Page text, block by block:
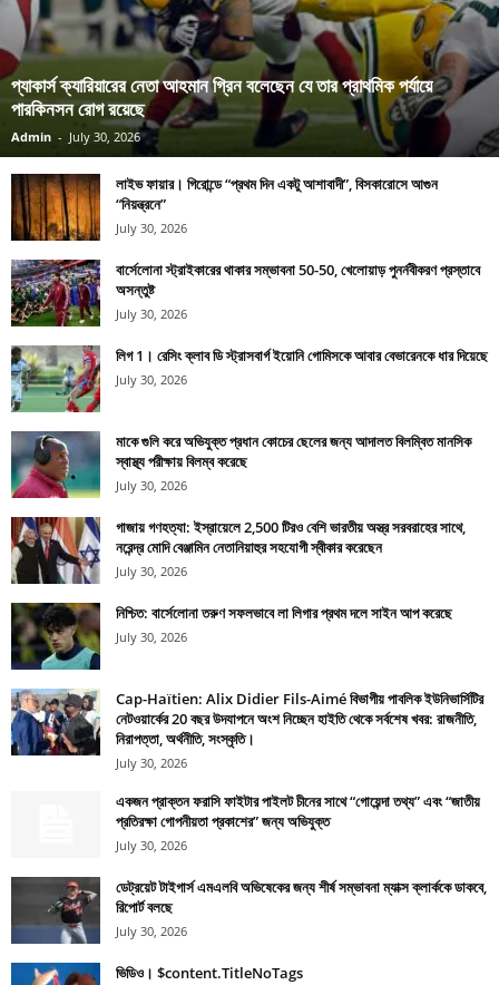
প্যাকার্স ক্যারিয়ারের নেতা আহমান গ্রিন বলেছেন যে তার প্রাথমিক পর্যায়ে
পারকিনসন রোগ রয়েছে
Admin - July 30, 2026
লাইভ ফায়ার। গিরোন্ডে “প্রথম দিন একটু আশাবাদী”, বিসকারোসে আগুন
“নিয়ন্ত্রনে”
July 30, 2026
বার্সেলোনা স্ট্রাইকারের থাকার সম্ভাবনা 50-50, খেলোয়াড় পুনর্নবীকরণ প্রস্তাবে
অসন্তুষ্ট
July 30, 2026
লিগ 1। রেসিং ক্লাব ডি স্ট্রাসবার্গ ইয়োনি গোমিসকে আবার বেভারেনকে ধার দিয়েছে
July 30, 2026
মাকে গুলি করে অভিযুক্ত প্রধান কোচের ছেলের জন্য আদালত বিলম্বিত মানসিক
স্বাস্থ্য পরীক্ষায় বিলম্ব করেছে
July 30, 2026
গাজায় গণহত্যা: ইস্রায়েলে 2,500 টিরও বেশি ভারতীয় অস্ত্র সরবরাহের সাথে,
নরেন্দ্র মোদি বেঞ্জামিন নেতানিয়াহুর সহযোগী স্বীকার করেছেন
July 30, 2026
নিশ্চিত: বার্সেলোনা তরুণ সফলভাবে লা লিগার প্রথম দলে সাইন আপ করেছে
July 30, 2026
Cap-Haïtien: Alix Didier Fils-Aimé বিভাগীয় পাবলিক ইউনিভার্সিটির
নেটওয়ার্কের 20 বছর উদযাপনে অংশ নিচ্ছেন হাইতি থেকে সর্বশেষ খবর: রাজনীতি,
নিরাপত্তা, অর্থনীতি, সংস্কৃতি।
July 30, 2026
একজন প্রাক্তন ফরাসি ফাইটার পাইলট চীনের সাথে “গোয়েন্দা তথ্য” এবং “জাতীয়
প্রতিরক্ষা গোপনীয়তা প্রকাশের” জন্য অভিযুক্ত
July 30, 2026
ডেট্রয়েট টাইগার্স এমএলবি অভিষেকের জন্য শীর্ষ সম্ভাবনা ম্যাক্স ক্লার্ককে ডাকবে,
রিপোর্ট বলছে
July 30, 2026
ভিডিও। $content.TitleNoTags